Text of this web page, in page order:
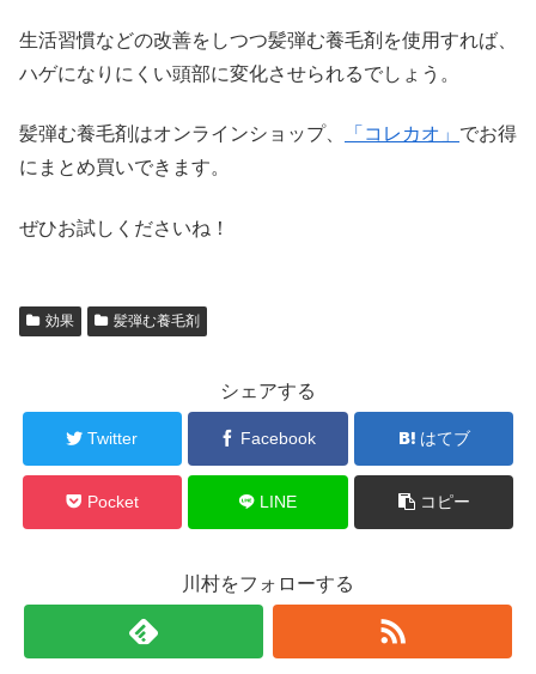
生活習慣などの改善をしつつ髪弾む養毛剤を使用すれば、
ハゲになりにくい頭部に変化させられるでしょう。
髪弾む養毛剤はオンラインショップ、 「コレカオ」 でお得
にまとめ買いできます。
ぜひお試しくださいね！
効果 髪弾む養毛剤
シェアする
Twitter Facebook はてブ
Pocket LINE コピー
川村をフォローする